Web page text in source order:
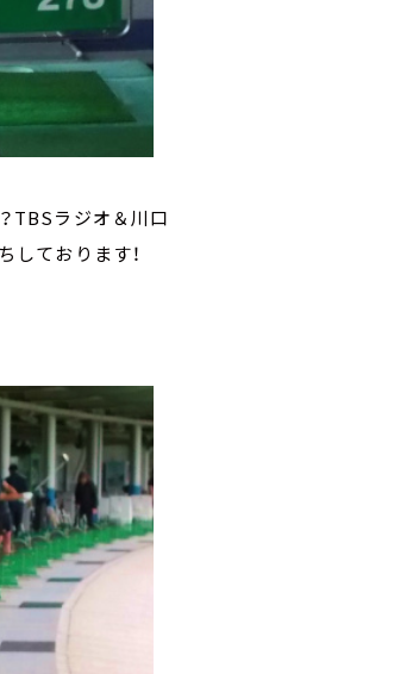
TBSラジオ＆川口
ております！